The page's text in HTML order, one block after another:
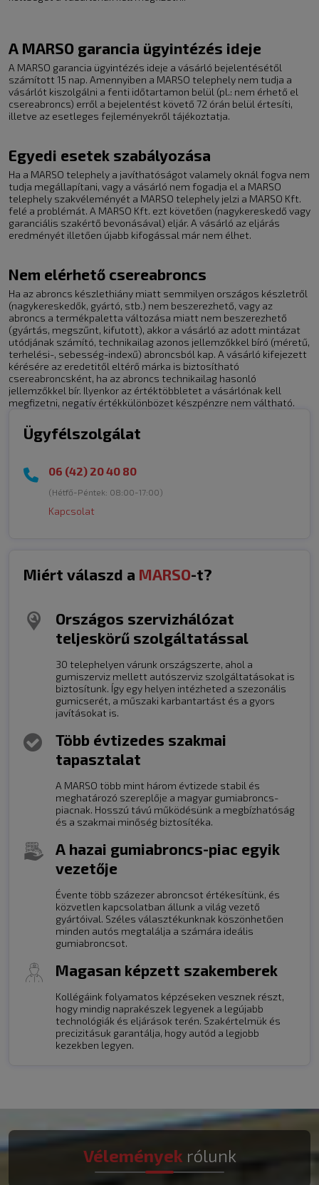
A MARSO garancia ügyintézés ideje
A MARSO garancia ügyintézés ideje a vásárló bejelentésétől
számított 15 nap. Amennyiben a MARSO telephely nem tudja a
vásárlót kiszolgálni a fenti időtartamon belül (pl.: nem érhető el
csereabroncs) erről a bejelentést követő 72 órán belül értesíti,
illetve az esetleges fejleményekről tájékoztatja.
Egyedi esetek szabályozása
Ha a MARSO telephely a javíthatóságot valamely oknál fogva nem
tudja megállapítani, vagy a vásárló nem fogadja el a MARSO
telephely szakvéleményét a MARSO telephely jelzi a MARSO Kft.
felé a problémát. A MARSO Kft. ezt követően (nagykereskedő vagy
garanciális szakértő bevonásával) eljár. A vásárló az eljárás
eredményét illetően újabb kifogással már nem élhet.
Nem elérhető csereabroncs
Ha az abroncs készlethiány miatt semmilyen országos készletről
(nagykereskedők, gyártó, stb.) nem beszerezhető, vagy az
abroncs a termékpaletta változása miatt nem beszerezhető
(gyártás, megszűnt, kifutott), akkor a vásárló az adott mintázat
utódjának számító, technikailag azonos jellemzőkkel bíró (méretű,
terhelési-, sebesség-indexű) abroncsból kap. A vásárló kifejezett
kérésére az eredetitől eltérő márka is biztosítható
csereabroncsként, ha az abroncs technikailag hasonló
jellemzőkkel bír. Ilyenkor az értéktöbbletet a vásárlónak kell
megfizetni, negatív értékkülönbözet készpénzre nem váltható.
Ügyfélszolgálat
06 (42) 20 40 80
(Hétfő-Péntek: 08:00-17:00)
Kapcsolat
Miért válaszd a MARSO-t?
Országos szervizhálózat
teljeskörű szolgáltatással
30 telephelyen várunk országszerte, ahol a
gumiszerviz mellett autószerviz szolgáltatásokat is
biztosítunk. Így egy helyen intézheted a szezonális
gumicserét, a műszaki karbantartást és a gyors
javításokat is.
Több évtizedes szakmai
tapasztalat
A MARSO több mint három évtizede stabil és
meghatározó szereplője a magyar gumiabroncs-
piacnak. Hosszú távú működésünk a megbízhatóság
és a szakmai minőség biztosítéka.
A hazai gumiabroncs-piac egyik
vezetője
Évente több százezer abroncsot értékesítünk, és
közvetlen kapcsolatban állunk a világ vezető
gyártóival. Széles választékunknak köszönhetően
minden autós megtalálja a számára ideális
gumiabroncsot.
Magasan képzett szakemberek
Kollégáink folyamatos képzéseken vesznek részt,
hogy mindig naprakészek legyenek a legújabb
technológiák és eljárások terén. Szakértelmük és
precizitásuk garantálja, hogy autód a legjobb
kezekben legyen.
Vélemények rólunk